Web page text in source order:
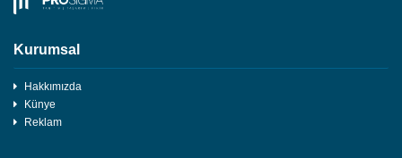
Kurumsal
Hakkımızda
Künye
Reklam